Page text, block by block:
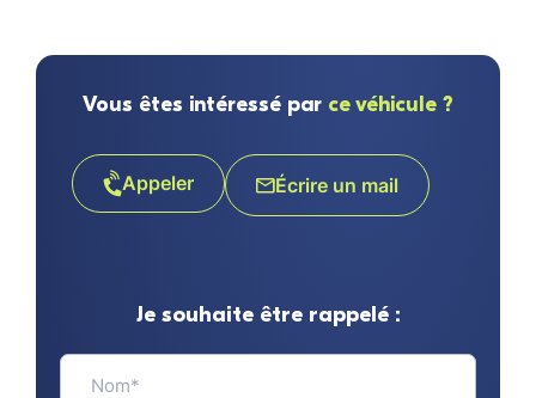
Vous êtes intéressé par ce véhicule ?
Appeler Écrire un mail
Je souhaite être rappelé :